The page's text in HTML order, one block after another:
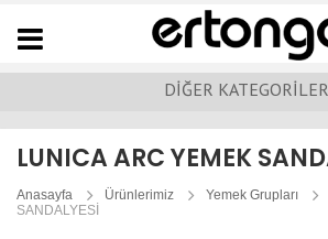
Navigation
DİĞER KATEGORİLER
LUNICA ARC YEMEK
Anasayfa Ürünlerimiz Yemek Grupları
SANDALYESİ